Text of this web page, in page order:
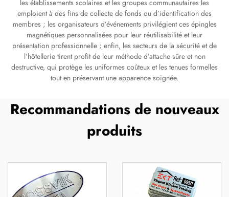
les établissements scolaires et les groupes communautaires les
emploient à des fins de collecte de fonds ou d’identification des
membres ; les organisateurs d’événements privilégient ces épingles
magnétiques personnalisées pour leur réutilisabilité et leur
présentation professionnelle ; enfin, les secteurs de la sécurité et de
l’hôtellerie tirent profit de leur méthode d’attache sûre et non
destructive, qui protège les uniformes coûteux et les tenues formelles
tout en préservant une apparence soignée.
Recommandations de nouveaux
produits